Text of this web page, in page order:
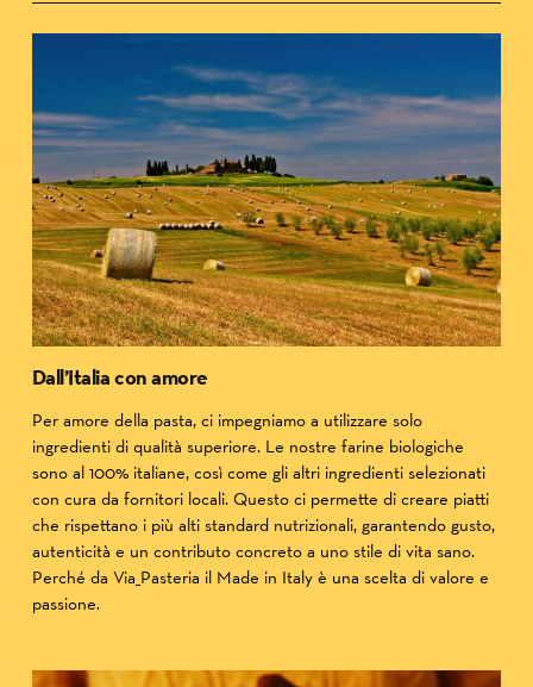
Dall’Italia con amore
Per amore della pasta, ci impegniamo a utilizzare solo
ingredienti di qualità superiore. Le nostre farine biologiche
sono al 100% italiane, così come gli altri ingredienti selezionati
con cura da fornitori locali. Questo ci permette di creare piatti
che rispettano i più alti standard nutrizionali, garantendo gusto,
autenticità e un contributo concreto a uno stile di vita sano.
Perché da Via_Pasteria il Made in Italy è una scelta di valore e
passione.